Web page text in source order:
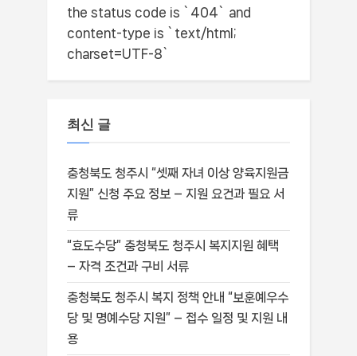
the status code is `404` and
content-type is `text/html;
charset=UTF-8`
최신 글
충청북도 청주시 “셋째 자녀 이상 양육지원금
지원” 신청 주요 정보 – 지원 요건과 필요 서
류
“효도수당” 충청북도 청주시 복지지원 혜택
– 자격 조건과 구비 서류
충청북도 청주시 복지 정책 안내 “보훈예우수
당 및 명예수당 지원” – 접수 일정 및 지원 내
용